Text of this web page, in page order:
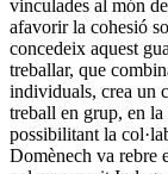
vinculades al món
afavorir la cohesió
concedeix aquest
treballar, que
individuals, crea un
treball en grup, en
possibilitant la
Domènech va